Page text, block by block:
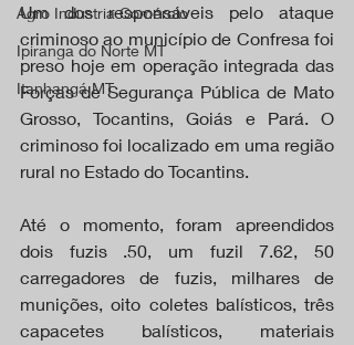
Agro Industria Comércio
Ipiranga do Norte MT
Itanhangá MT
Um dos responsáveis pelo ataque
criminoso ao município de Confresa foi
preso hoje em operação integrada das
Forças de Segurança Pública de Mato
Grosso, Tocantins, Goiás e Pará. O
criminoso foi localizado em uma região
rural no Estado do Tocantins.
Até o momento, foram apreendidos
dois fuzis .50, um fuzil 7.62, 50
carregadores de fuzis, milhares de
munições, oito coletes balísticos, três
capacetes balísticos, materiais